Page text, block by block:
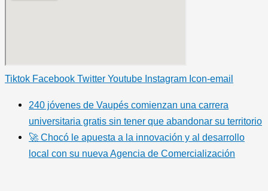
Tiktok Facebook Twitter Youtube Instagram Icon-email
240 jóvenes de Vaupés comienzan una carrera
universitaria gratis sin tener que abandonar su territorio
🚀 Chocó le apuesta a la innovación y al desarrollo
local con su nueva Agencia de Comercialización